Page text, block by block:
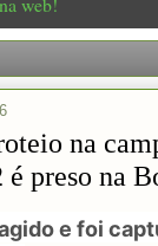
na
preso na
e foi